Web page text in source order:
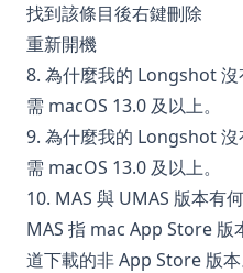
找到該條目後右鍵刪除
重新開機
8. 為什麼我的 Longshot 沒
需 macOS 13.0 及以上。
9. 為什麼我的 Longshot
需 macOS 13.0 及以上。
10. MAS 與 UMAS 版本有
MAS 指 mac App Store 版
道下載的非 App Store 版本